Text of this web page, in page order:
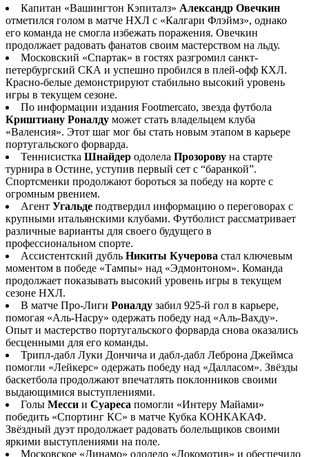
Капитан «Вашингтон Кэпиталз» Александр Овечкин
отметился голом в матче НХЛ с «Калгари Флэймз», однако
его команда не смогла избежать поражения. Овечкин
продолжает радовать фанатов своим мастерством на льду.
Московский «Спартак» в гостях разгромил санкт-
петербургский СКА и успешно пробился в плей-офф КХЛ.
Красно-белые демонстрируют стабильно высокий уровень
игры в текущем сезоне.
По информации издания Footmercato, звезда футбола
Криштиану Роналду может стать владельцем клуба
«Валенсия». Этот шаг мог бы стать новым этапом в карьере
португальского форварда.
Теннисистка Шнайдер одолела Прозорову на старте
турнира в Остине, уступив первый сет с “баранкой”.
Спортсменки продолжают бороться за победу на корте с
огромным рвением.
Агент Угальде подтвердил информацию о переговорах с
крупными итальянскими клубами. Футболист рассматривает
различные варианты для своего будущего в
профессиональном спорте.
Ассистентский дубль Никиты Кучерова стал ключевым
моментом в победе «Тампы» над «Эдмонтоном». Команда
продолжает показывать высокий уровень игры в текущем
сезоне НХЛ.
В матче Про-Лиги Роналду забил 925-й гол в карьере,
помогая «Аль-Насру» одержать победу над «Аль-Вахду».
Опыт и мастерство португальского форварда снова оказались
бесценными для его команды.
Трипл-дабл Луки Дончича и дабл-дабл Леброна Джеймса
помогли «Лейкерс» одержать победу над «Далласом». Звёзды
баскетбола продолжают впечатлять поклонников своими
выдающимися выступлениями.
Голы Месси и Суареса помогли «Интеру Майами»
победить «Спортинг КС» в матче Кубка КОНКАКАФ.
Звёздный дуэт продолжает радовать болельщиков своими
яркими выступлениями на поле.
Московское «Динамо» одолело «Локомотив» и обеспечило